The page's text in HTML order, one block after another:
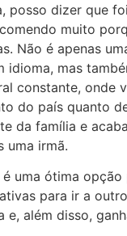
posso dizer que
muito
Não é apenas
idioma, mas
constante, onde
do país quanto
da família e
uma irmã.
uma ótima opção
para ir a
e, além disso,